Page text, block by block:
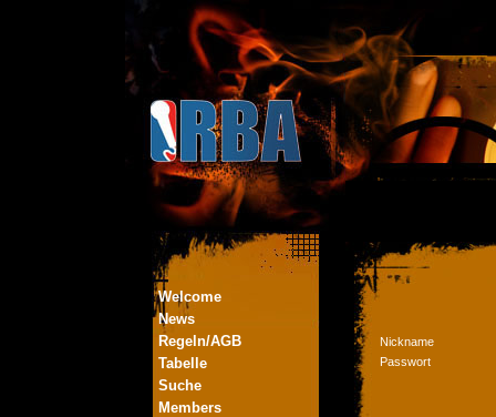
Welcome
News
Regeln/AGB
Tabelle
Suche
Members
Nickname
Passwort